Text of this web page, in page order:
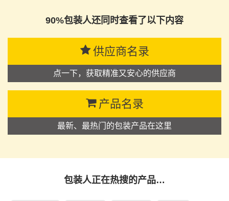
90%包装人还同时查看了以下内容
供应商名录
点一下，获取精准又安心的供应商
产品名录
最新、最热门的包装产品在这里
包装人正在热搜的产品…